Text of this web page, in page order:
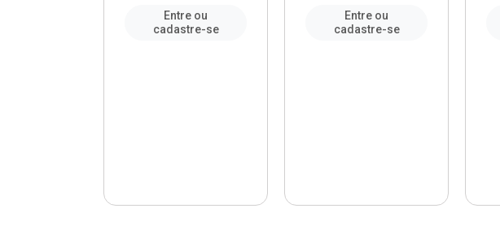
Entre ou
cadastre-se
Entre ou
cadastre-se